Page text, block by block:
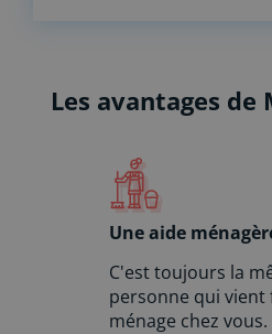
Les avantages de
Une aide
C'est toujours la
personne qui vient
ménage chez vous.
v